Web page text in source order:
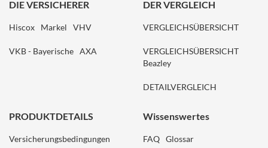
DIE VERSICHERER
Hiscox Markel VHV
VKB - Bayerische AXA
DER VERGLEICH
VERGLEICHSÜBERSICHT
VERGLEICHSÜBERSICHT
Beazley
DETAILVERGLEICH
PRODUKTDETAILS
Versicherungsbedingungen
Wissenswertes
FAQ Glossar